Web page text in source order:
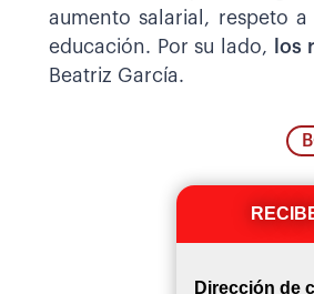
aumento salarial, respeto
educación. Por su lado,
los
Beatriz García.
Dirección de